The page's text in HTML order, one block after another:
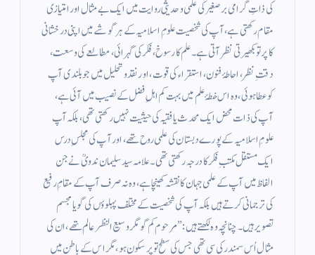
کی ذاتِ گرامی برصغیر کی علمی و حدیثی روایت میں ایک بے مثال اور امتیازی
مقام رکھتی ہے، آپ کی شخصیت علومِ اسلامیہ کے ہر گوشے میں اپنی درخشانی
کا پرتو بکھیرتی نظر آتی ہے۔ علم کا رسوخ، فکر کی گہرائی، مطالعے کی وسعت،
دقتِ نظر، احاطۂ فنون، استقراء کی قوت، اور نقد و تحلیل میں جو بلندی آپ
کو عطا ہوئی، وہ اس خطۂ علم میں بہت کم اہلِ فضل کے نصیب میں آئی ہے،
آپ کی ذات محض ایک محدث یا فقیہ کی حیثیت نہیں رکھتی تھی، بلکہ آپ
علومِ اسلامیہ کے پورے دبستان کی علمی روح تھے، اور آپ کی مجلسِ درس
ایک مستقل مکتبِ فکر کا درجہ رکھتی تھی۔ علامہ سید سلیمان ندویؒ نے جن
الفاظ میں آپ کے علمی جہان کا نقشہ کھینچا ہے، وہ نہ صرف آپ کے مقامِ رفیع
کی ترجمانی کرتے ہیں بلکہ آپ کی شخصیت کے مختلف پہلوؤں کی گویا مجسم
تصویر ہیں۔ چنانچہ وہ لکھتے ہیں:”مرحوم کم گو مگر وسیع النظر عالم تھے، ان کی
مثال اُس سمندر کی سی تھی جس کی سطح تو پرسکون ہو، مگر اس کے باطن میں